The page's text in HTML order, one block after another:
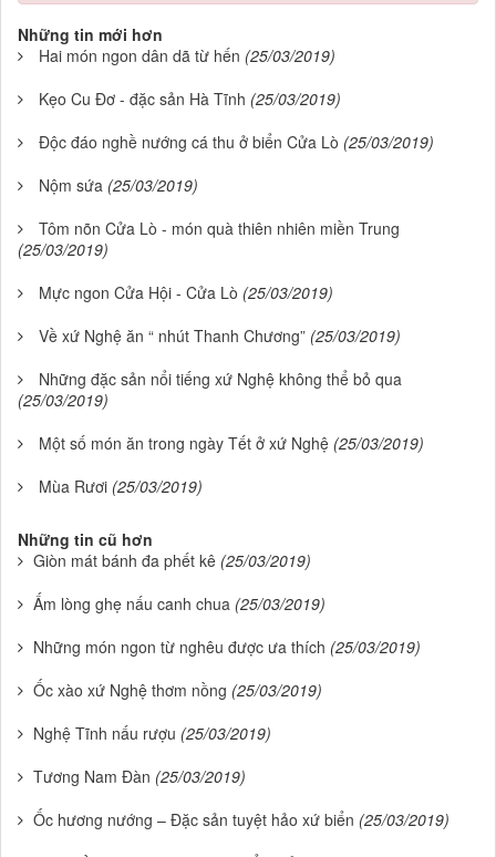
Những tin mới hơn
Hai món ngon dân dã từ hến (25/03/2019)
Kẹo Cu Đơ - đặc sản Hà Tĩnh (25/03/2019)
Độc đáo nghề nướng cá thu ở biển Cửa Lò (25/03/2019)
Nộm sứa (25/03/2019)
Tôm nõn Cửa Lò - món quà thiên nhiên miền Trung
(25/03/2019)
Mực ngon Cửa Hội - Cửa Lò (25/03/2019)
Về xứ Nghệ ăn “ nhút Thanh Chương” (25/03/2019)
Những đặc sản nổi tiếng xứ Nghệ không thể bỏ qua
(25/03/2019)
Một số món ăn trong ngày Tết ở xứ Nghệ (25/03/2019)
Mùa Rươi (25/03/2019)
Những tin cũ hơn
Giòn mát bánh đa phết kê (25/03/2019)
Ấm lòng ghẹ nấu canh chua (25/03/2019)
Những món ngon từ nghêu được ưa thích (25/03/2019)
Ốc xào xứ Nghệ thơm nồng (25/03/2019)
Nghệ Tĩnh nấu rượu (25/03/2019)
Tương Nam Đàn (25/03/2019)
Ốc hương nướng – Đặc sản tuyệt hảo xứ biển (25/03/2019)